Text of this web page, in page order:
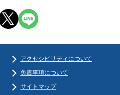
アクセシビリティについて
免責事項について
サイトマップ